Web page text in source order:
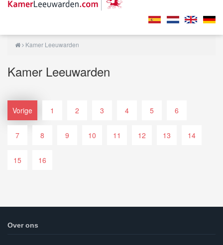
Kamer Leeuwarden
Kamer Leeuwarden
Vorige 1 2 3 4 5 6
7 8 9 10 11 12 13 14
15 16
Over ons